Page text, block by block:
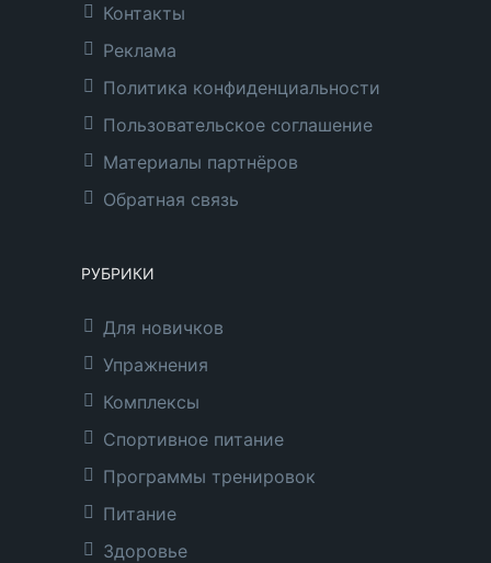
Контакты
Реклама
Политика конфиденциальности
Пользовательское соглашение
Материалы партнёров
Обратная связь
РУБРИКИ
Для новичков
Упражнения
Комплексы
Спортивное питание
Программы тренировок
Питание
Здоровье